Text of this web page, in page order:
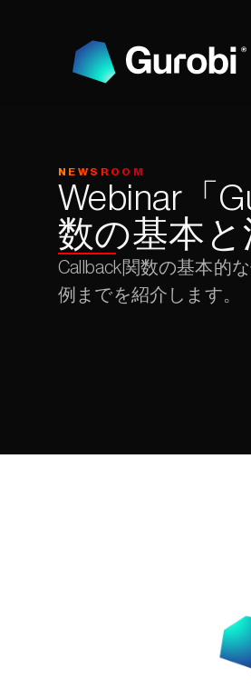
NEWSROOM
Webinar「
数の基本
Callback関数の基本的
例までを紹介します。